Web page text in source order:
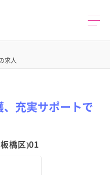
求人
充実サポートで
橋区)01